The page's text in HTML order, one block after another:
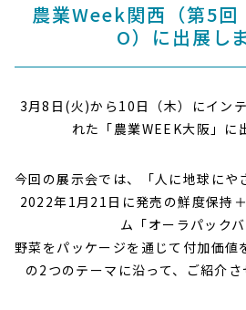
農業Week関西（第5回
O）に出展し
3月8日(火)から10日（木）にイン
れた「農業WEEK大阪」に
今回の展示会では、「人に地球にや
2022年1月21日に発売の鮮度保持
ム「オーラパックバ
野菜をパッケージを通じて付加価値
の2つのテーマに沿って、ご紹介さ